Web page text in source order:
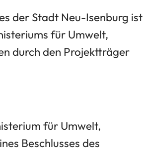
der Stadt Neu-Isenburg ist
für Umwelt,
durch den Projektträger
für Umwelt,
Beschlusses des